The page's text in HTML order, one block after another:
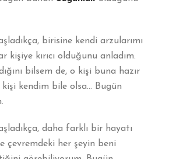
birisine kendi arzularımı
kişiye kırıcı olduğunu anladım.
bilsem de, o kişi buna hazır
kendim bile olsa… Bugün
daha farklı bir hayatı
çevremdeki her şeyin beni